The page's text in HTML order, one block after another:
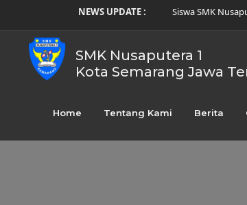
NEWS UPDATE :
Membentuk
Promo SPMB
Raih Empat
SMK Nusaputera
Menumbuhkan
Alumni SMK
SMK Nusaputera 1
Kota Semarang Jawa
Home Tentang Kami Berita